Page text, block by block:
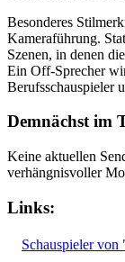
Besonderes
Kameraführung.
Szenen, in denen
Ein Off-Sprecher
Berufsschauspieler
Demnächst im
Keine aktuellen
verhängnisvoller
Links:
Schauspieler